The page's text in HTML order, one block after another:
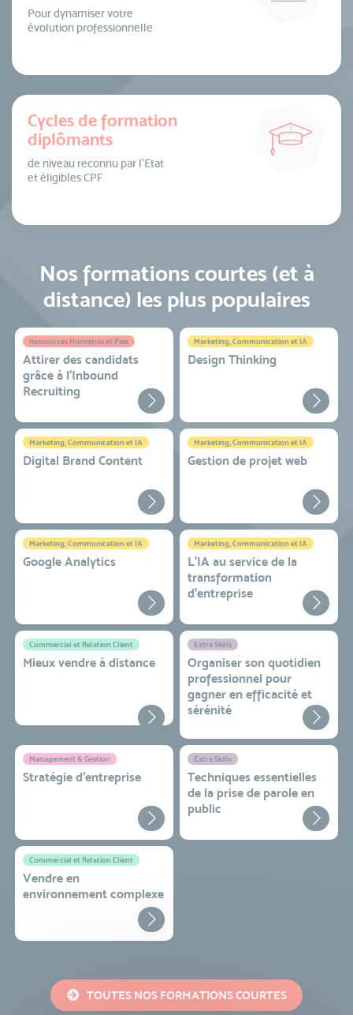
Pour dynamiser votre
évolution professionnelle
Cycles de formation
diplômants
de niveau reconnu par l’Etat
et éligibles CPF
Nos formations courtes (et à
distance) les plus populaires
Ressources Humaines et Paie
Attirer des candidats
grâce à l’Inbound
Recruiting
Marketing, Communication et IA
Design Thinking
Marketing, Communication et IA
Digital Brand Content
Marketing, Communication et IA
Gestion de projet web
Marketing, Communication et IA
Google Analytics
Marketing, Communication et IA
L'IA au service de la
transformation
d'entreprise
Commercial et Relation Client
Mieux vendre à distance
Extra Skills
Organiser son quotidien
professionnel pour
gagner en efficacité et
sérénité
Management & Gestion
Stratégie d’entreprise
Extra Skills
Techniques essentielles
de la prise de parole en
public
Commercial et Relation Client
Vendre en
environnement complexe
TOUTES NOS FORMATIONS COURTES